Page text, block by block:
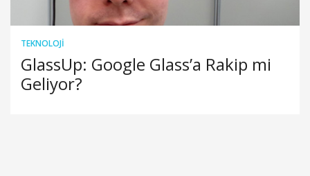
TEKNOLOJI
GlassUp: Google Glass’a Rakip mi
Geliyor?